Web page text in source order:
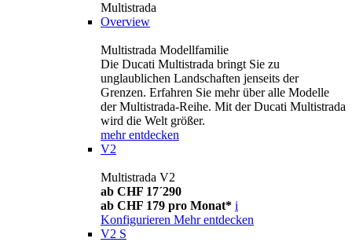
Multistrada
Overview
Multistrada Modellfamilie
Die Ducati Multistrada bringt Sie zu
unglaublichen Landschaften jenseits der
Grenzen. Erfahren Sie mehr über alle Modelle
der Multistrada-Reihe. Mit der Ducati Multistrada
wird die Welt größer.
mehr entdecken
V2
Multistrada V2
ab CHF 17´290
ab CHF 179 pro Monat* i
Konfigurieren Mehr entdecken
V2 S